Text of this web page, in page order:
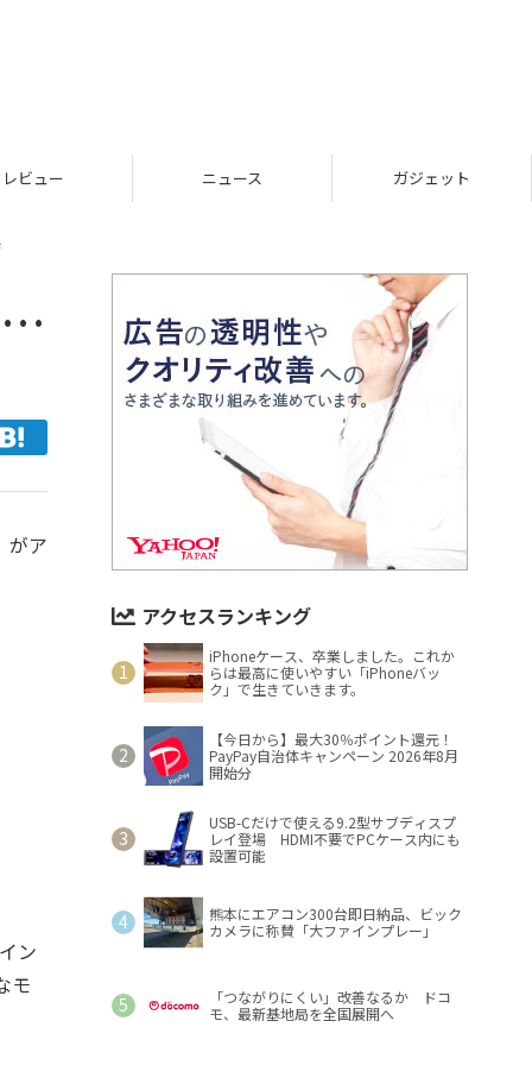
レビュー ニュース ガジェット
…
がア
ン
モ
アクセスランキング
iPhoneケース、卒業しました。これか
らは最高に使いやすい「iPhoneバッ
ク」で生きていきます。
【今日から】最大30％ポイント還元！
PayPay自治体キャンペーン 2026年8月
開始分
USB-Cだけで使える9.2型サブディスプ
レイ登場 HDMI不要でPCケース内にも
設置可能
熊本にエアコン300台即日納品、ビック
カメラに称賛「大ファインプレー」
「つながりにくい」改善なるか ドコ
モ、最新基地局を全国展開へ